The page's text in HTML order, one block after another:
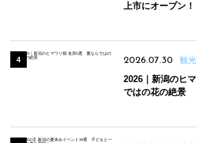
上市にオープン
2026.07.30 観光
2026｜新潟のヒ
ではの花の絶景